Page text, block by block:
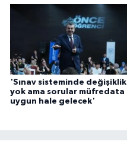
'Sınav sisteminde değişiklik
yok ama sorular müfredata
uygun hale gelecek'